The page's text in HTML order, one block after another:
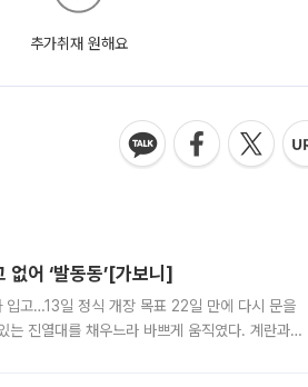
추가취재 원해요
어 ‘발동동’[가보니]
입고…13일 정식 개장 목표 22일 만에 다시 문을
는 진열대를 채우느라 바쁘게 움직였다. 계란과